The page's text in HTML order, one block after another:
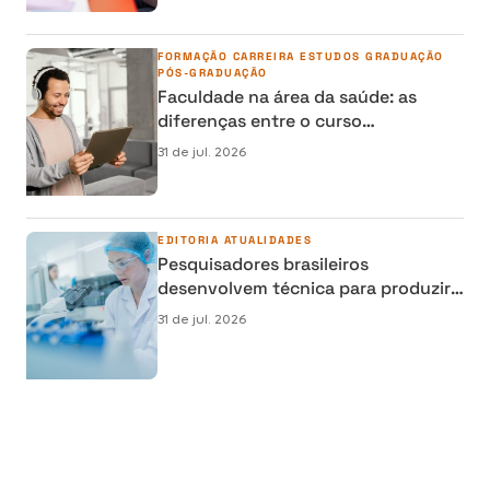
FORMAÇÃO CARREIRA ESTUDOS GRADUAÇÃO
PÓS-GRADUAÇÃO
Faculdade na área da saúde: as
diferenças entre o curso
semipresencial, presencial e EAD
31 de jul. 2026
EDITORIA ATUALIDADES
Pesquisadores brasileiros
desenvolvem técnica para produzir
osso humano em laboratório e
31 de jul. 2026